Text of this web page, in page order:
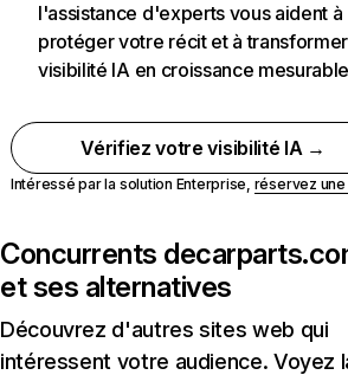
l'assistance d'experts vous aident à
protéger votre récit et à
visibilité IA en croissance
Vérifiez votre visibilité IA →
Intéressé par la solution Enterprise, réservez
Concurrents de
et ses alternatives
Découvrez d'autres sites web qui
intéressent votre audience. Voyez